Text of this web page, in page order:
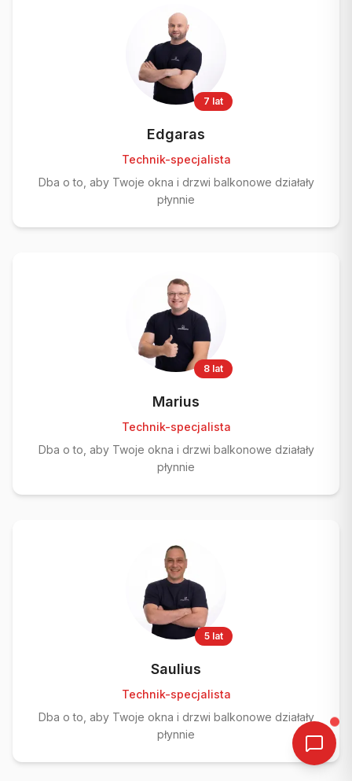
7 lat
Edgaras
Technik-specjalista
Dba o to, aby Twoje okna i drzwi balkonowe działały
płynnie
8 lat
Marius
Technik-specjalista
Dba o to, aby Twoje okna i drzwi balkonowe działały
płynnie
5 lat
Saulius
Technik-specjalista
Dba o to, aby Twoje okna i drzwi balkonowe działały
płynnie